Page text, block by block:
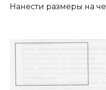
Нанести размеры на